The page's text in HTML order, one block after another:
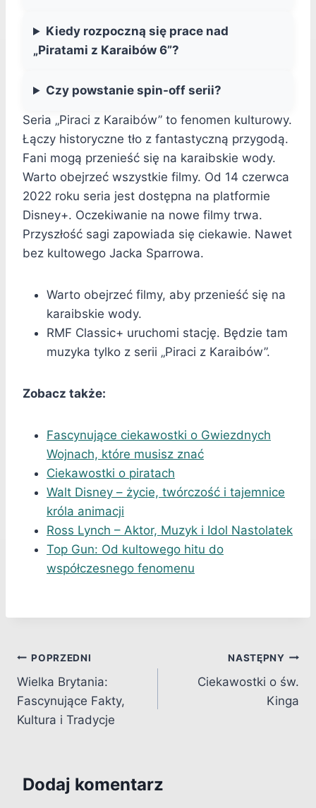
Kiedy rozpoczną się prace nad
„Piratami z Karaibów 6”?
Czy powstanie spin-off serii?
Seria „Piraci z Karaibów” to fenomen kulturowy.
Łączy historyczne tło z fantastyczną przygodą.
Fani mogą przenieść się na karaibskie wody.
Warto obejrzeć wszystkie filmy. Od 14 czerwca
2022 roku seria jest dostępna na platformie
Disney+. Oczekiwanie na nowe filmy trwa.
Przyszłość sagi zapowiada się ciekawie. Nawet
bez kultowego Jacka Sparrowa.
Warto obejrzeć filmy, aby przenieść się na
karaibskie wody.
RMF Classic+ uruchomi stację. Będzie tam
muzyka tylko z serii „Piraci z Karaibów”.
Zobacz także:
Fascynujące ciekawostki o Gwiezdnych
Wojnach, które musisz znać
Ciekawostki o piratach
Walt Disney – życie, twórczość i tajemnice
króla animacji
Ross Lynch – Aktor, Muzyk i Idol Nastolatek
Top Gun: Od kultowego hitu do
współczesnego fenomenu
Nawigacja
wpisu
POPRZEDNI
Wielka Brytania:
Fascynujące Fakty,
Kultura i Tradycje
NASTĘPNY
Ciekawostki o św.
Kinga
Dodaj komentarz